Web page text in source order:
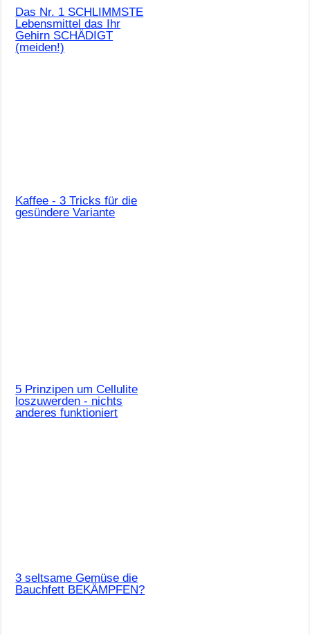
Das Nr. 1 SCHLIMMSTE
Lebensmittel das Ihr
Gehirn SCHÄDIGT
(meiden!)
Kaffee - 3 Tricks für die
gesündere Variante
5 Prinzipen um Cellulite
loszuwerden - nichts
anderes funktioniert
3 seltsame Gemüse die
Bauchfett BEKÄMPFEN?